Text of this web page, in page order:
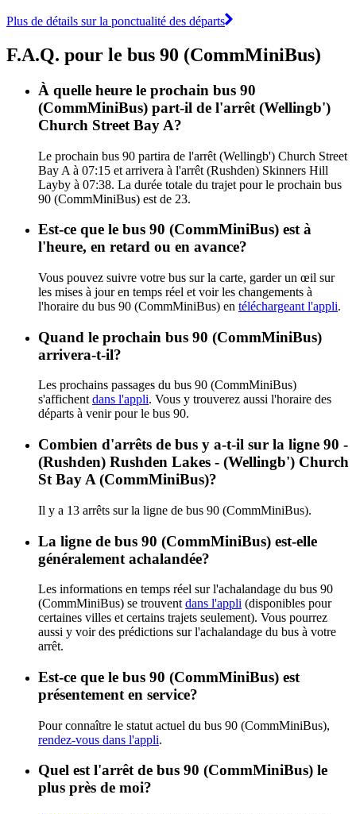
Plus de détails sur la ponctualité des départs
F.A.Q. pour le bus 90 (CommMiniBus)
À quelle heure le prochain bus 90
(CommMiniBus) part-il de l'arrêt (Wellingb')
Church Street Bay A?
Le prochain bus 90 partira de l'arrêt (Wellingb') Church Street
Bay A à 07:15 et arrivera à l'arrêt (Rushden) Skinners Hill
Layby à 07:38. La durée totale du trajet pour le prochain bus
90 (CommMiniBus) est de 23.
Est-ce que le bus 90 (CommMiniBus) est à
l'heure, en retard ou en avance?
Vous pouvez suivre votre bus sur la carte, garder un œil sur
les mises à jour en temps réel et voir les changements à
l'horaire du bus 90 (CommMiniBus) en téléchargeant l'appli.
Quand le prochain bus 90 (CommMiniBus)
arrivera-t-il?
Les prochains passages du bus 90 (CommMiniBus)
s'affichent dans l'appli. Vous y trouverez aussi l'horaire des
départs à venir pour le bus 90.
Combien d'arrêts de bus y a-t-il sur la ligne 90 -
(Rushden) Rushden Lakes - (Wellingb') Church
St Bay A (CommMiniBus)?
Il y a 13 arrêts sur la ligne de bus 90 (CommMiniBus).
La ligne de bus 90 (CommMiniBus) est-elle
généralement achalandée?
Les informations en temps réel sur l'achalandage du bus 90
(CommMiniBus) se trouvent dans l'appli (disponibles pour
certaines villes et certains trajets seulement). Vous pourrez
aussi y voir des prédictions sur l'achalandage du bus à votre
arrêt.
Est-ce que le bus 90 (CommMiniBus) est
présentement en service?
Pour connaître le statut actuel du bus 90 (CommMiniBus),
rendez-vous dans l'appli.
Quel est l'arrêt de bus 90 (CommMiniBus) le
plus près de moi?